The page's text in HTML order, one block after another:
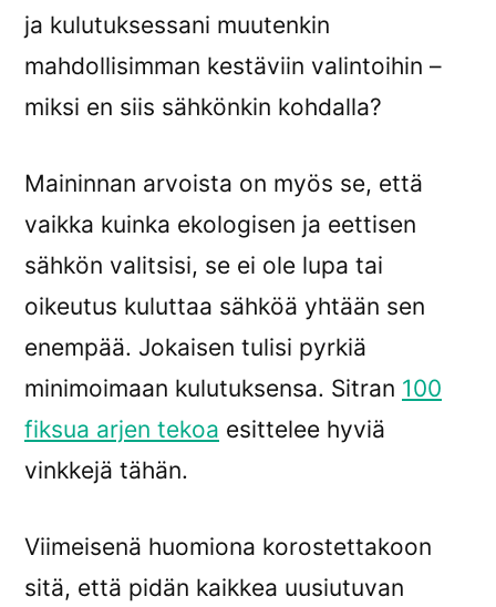
ja kulutuksessani muutenkin
mahdollisimman kestäviin valintoihin –
miksi en siis sähkönkin kohdalla?
Maininnan arvoista on myös se, että
vaikka kuinka ekologisen ja eettisen
sähkön valitsisi, se ei ole lupa tai
oikeutus kuluttaa sähköä yhtään sen
enempää. Jokaisen tulisi pyrkiä
minimoimaan kulutuksensa. Sitran 100
fiksua arjen tekoa esittelee hyviä
vinkkejä tähän.
Viimeisenä huomiona korostettakoon
sitä, että pidän kaikkea uusiutuvan